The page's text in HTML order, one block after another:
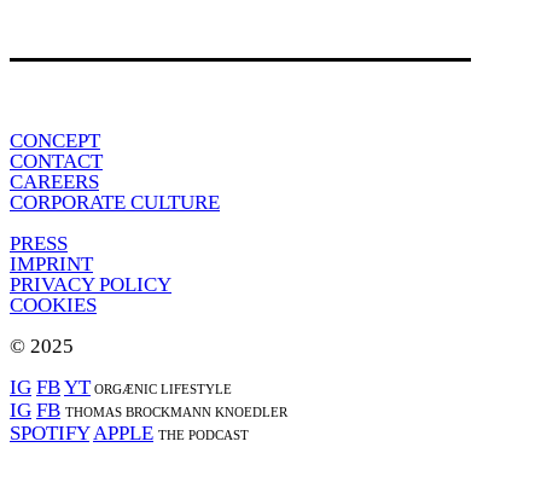
CONCEPT
CONTACT
CAREERS
CORPORATE CULTURE
PRESS
IMPRINT
PRIVACY POLICY
COOKIES
© 2025
IG FBYTORGÆNIC LIFESTYLE
IG FB THOMAS BROCKMANN KNOEDLER
SPOTIFYAPPLE THE PODCAST